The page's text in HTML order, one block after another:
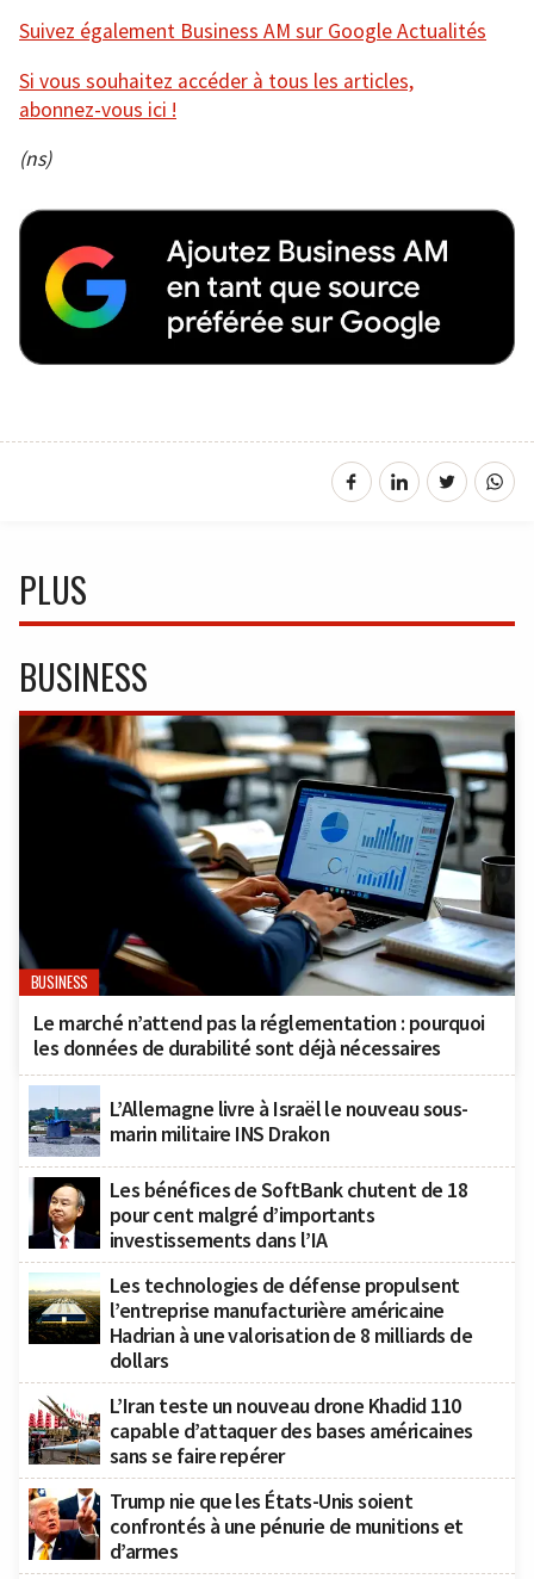
Suivez également Business AM sur Google Actualités
Si vous souhaitez accéder à tous les articles,
abonnez-vous ici !
(ns)
PLUS
BUSINESS
BUSINESS
Le marché n’attend pas la réglementation : pourquoi
les données de durabilité sont déjà nécessaires
L’Allemagne livre à Israël le nouveau sous-
marin militaire INS Drakon
Les bénéfices de SoftBank chutent de 18
pour cent malgré d’importants
investissements dans l’IA
Les technologies de défense propulsent
l’entreprise manufacturière américaine
Hadrian à une valorisation de 8 milliards de
dollars
L’Iran teste un nouveau drone Khadid 110
capable d’attaquer des bases américaines
sans se faire repérer
Trump nie que les États-Unis soient
confrontés à une pénurie de munitions et
d’armes